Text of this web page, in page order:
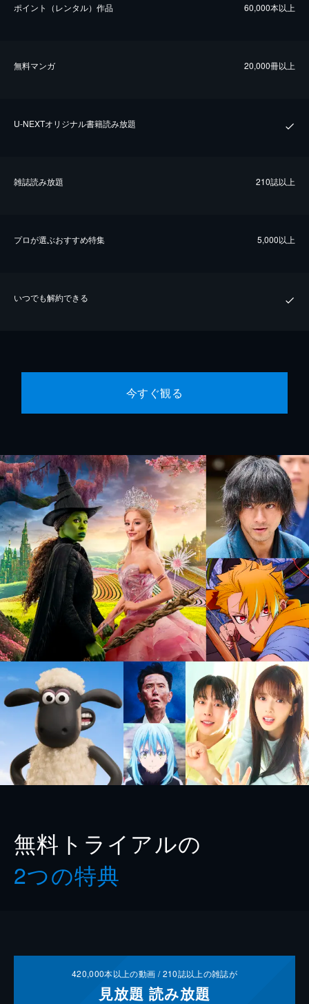
ポイント（レンタル）作品 60,000本以上
無料マンガ 20,000冊以上
U-NEXTオリジナル書籍読み放題
雑誌読み放題 210誌以上
プロが選ぶおすすめ特集 5,000以上
いつでも解約できる
今すぐ観る
無料トライアルの
2つの特典
420,000本以上の動画 /210誌以上の雑誌が
見放題 読み放題